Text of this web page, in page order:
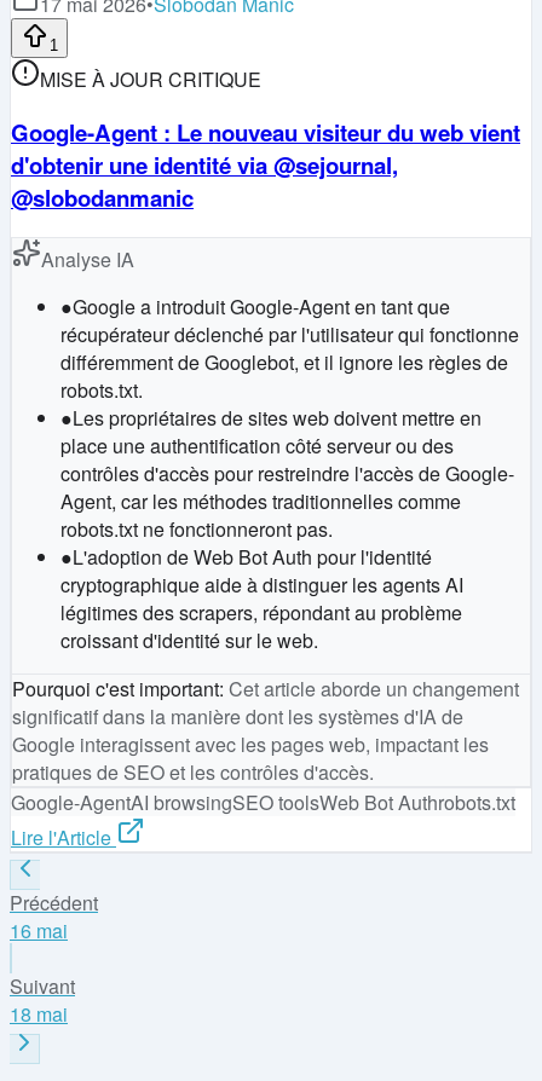
1
MISE À JOUR CRITIQUE
Google-Agent : Le nouveau visiteur du web vient
d'obtenir une identité via @sejournal,
@slobodanmanic
Analyse IA
●Google a introduit Google-Agent en tant que
récupérateur déclenché par l'utilisateur qui fonctionne
différemment de Googlebot, et il ignore les règles de
robots.txt.
●Les propriétaires de sites web doivent mettre en
place une authentification côté serveur ou des
contrôles d'accès pour restreindre l'accès de Google-
Agent, car les méthodes traditionnelles comme
robots.txt ne fonctionneront pas.
●L'adoption de Web Bot Auth pour l'identité
cryptographique aide à distinguer les agents AI
légitimes des scrapers, répondant au problème
croissant d'identité sur le web.
Pourquoi c'est important: Cet article aborde un changement
significatif dans la manière dont les systèmes d'IA de
Google interagissent avec les pages web, impactant les
pratiques de SEO et les contrôles d'accès.
Google-AgentAI browsingSEO toolsWeb Bot Authrobots.txt
Lire l'Article
Précédent
16 mai
Suivant
18 mai